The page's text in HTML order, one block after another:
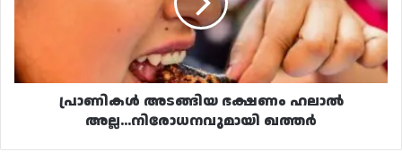
പ്രാണികൾ അടങ്ങിയ ഭക്ഷണം ഹലാൽ
അല്ല...നിരോധനവുമായി ഖത്തർ